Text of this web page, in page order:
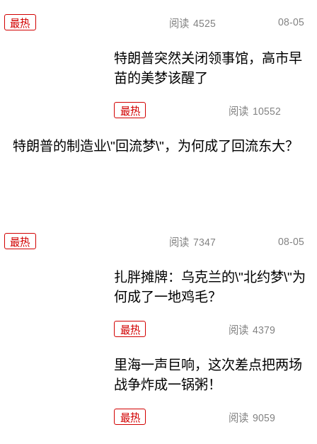
最热 阅读 4525 08-05
特朗普突然关闭领事馆，高市早
苗的美梦该醒了
最热 阅读 10552
特朗普的制造业\"回流梦\"，为何成了回流东大？
最热 阅读 7347 08-05
扎胖摊牌：乌克兰的\"北约梦\"为
何成了一地鸡毛？
最热 阅读 4379
里海一声巨响，这次差点把两场
战争炸成一锅粥！
最热 阅读 9059